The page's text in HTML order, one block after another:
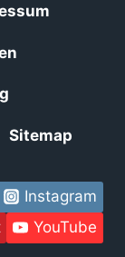
Sitemap
Instagram
YouTube